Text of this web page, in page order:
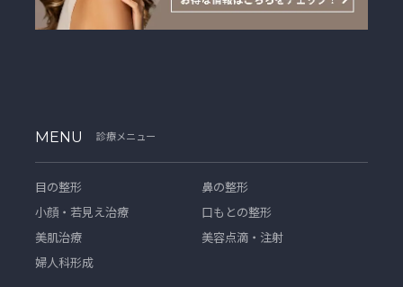
MENU 診療メニュー
目の整形
鼻の整形
小顔・若見え治療
口もとの整形
美肌治療
美容点滴・注射
婦人科形成